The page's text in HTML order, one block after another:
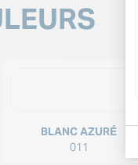
BLANC AZURÉ
011